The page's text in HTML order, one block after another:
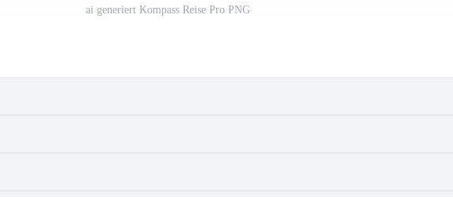
ai generiert Kompass Reise Pro PNG